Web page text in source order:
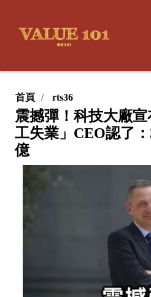
首頁 rts36
震撼彈！科技大廠宣
工失業」CEO認了
億